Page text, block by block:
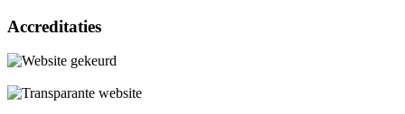
Accreditaties